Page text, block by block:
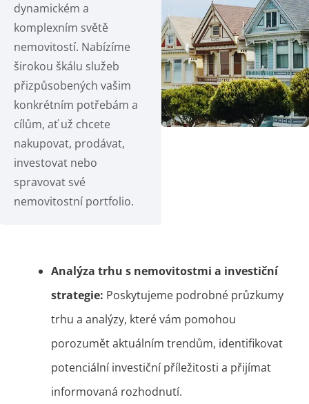
dynamickém a
komplexním světě
nemovitostí. Nabízíme
širokou škálu služeb
přizpůsobených vašim
konkrétním potřebám a
cílům, ať už chcete
nakupovat, prodávat,
investovat nebo
spravovat své
nemovitostní portfolio.
Analýza trhu s nemovitostmi a investiční
strategie: Poskytujeme podrobné průzkumy
trhu a analýzy, které vám pomohou
porozumět aktuálním trendům, identifikovat
potenciální investiční příležitosti a přijímat
informovaná rozhodnutí.